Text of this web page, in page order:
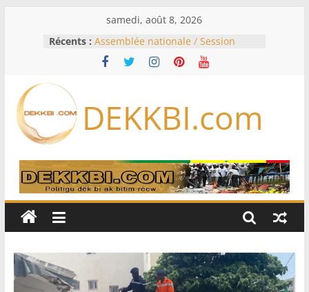
samedi, août 8, 2026
Récents : Assemblée nationale / Session
extraordinaire: Six commissions
d’enquête à l’ordre du jour ce lundi
Bénin: Patrice Talon élu président
du Sénat, moins de trois mois
Pakistan et la Turquie signent un
accord de défense
RD Congo: Kinshasa interdit les
exportations de cuivre et de cobalt
production
DEKKBI.com